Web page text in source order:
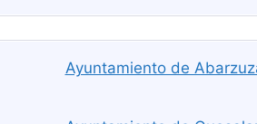
Ayuntamiento de